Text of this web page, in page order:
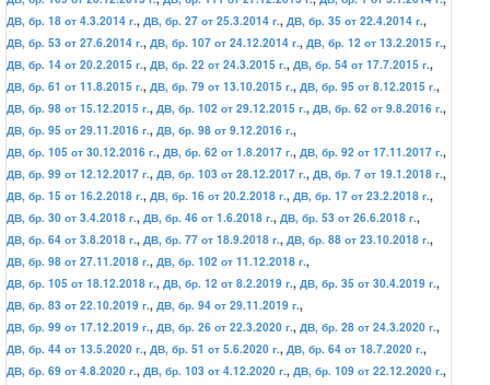
ДВ, бр. 18 от 4.3.2014 г., ДВ, бр. 27 от 25.3.2014 г., ДВ, бр. 35 от 22.4.2014 г.,
ДВ, бр. 53 от 27.6.2014 г., ДВ, бр. 107 от 24.12.2014 г., ДВ, бр. 12 от 13.2.2015 г.,
ДВ, бр. 14 от 20.2.2015 г., ДВ, бр. 22 от 24.3.2015 г., ДВ, бр. 54 от 17.7.2015 г.,
ДВ, бр. 61 от 11.8.2015 г., ДВ, бр. 79 от 13.10.2015 г., ДВ, бр. 95 от 8.12.2015 г.,
ДВ, бр. 98 от 15.12.2015 г., ДВ, бр. 102 от 29.12.2015 г., ДВ, бр. 62 от 9.8.2016 г.,
ДВ, бр. 95 от 29.11.2016 г., ДВ, бр. 98 от 9.12.2016 г.,
ДВ, бр. 105 от 30.12.2016 г., ДВ, бр. 62 от 1.8.2017 г., ДВ, бр. 92 от 17.11.2017 г.,
ДВ, бр. 99 от 12.12.2017 г., ДВ, бр. 103 от 28.12.2017 г., ДВ, бр. 7 от 19.1.2018 г.,
ДВ, бр. 15 от 16.2.2018 г., ДВ, бр. 16 от 20.2.2018 г., ДВ, бр. 17 от 23.2.2018 г.,
ДВ, бр. 30 от 3.4.2018 г., ДВ, бр. 46 от 1.6.2018 г., ДВ, бр. 53 от 26.6.2018 г.,
ДВ, бр. 64 от 3.8.2018 г., ДВ, бр. 77 от 18.9.2018 г., ДВ, бр. 88 от 23.10.2018 г.,
ДВ, бр. 98 от 27.11.2018 г., ДВ, бр. 102 от 11.12.2018 г.,
ДВ, бр. 105 от 18.12.2018 г., ДВ, бр. 12 от 8.2.2019 г., ДВ, бр. 35 от 30.4.2019 г.,
ДВ, бр. 83 от 22.10.2019 г., ДВ, бр. 94 от 29.11.2019 г.,
ДВ, бр. 99 от 17.12.2019 г., ДВ, бр. 26 от 22.3.2020 г., ДВ, бр. 28 от 24.3.2020 г.,
ДВ, бр. 44 от 13.5.2020 г., ДВ, бр. 51 от 5.6.2020 г., ДВ, бр. 64 от 18.7.2020 г.,
ДВ, бр. 69 от 4.8.2020 г., ДВ, бр. 103 от 4.12.2020 г., ДВ, бр. 109 от 22.12.2020 г.,